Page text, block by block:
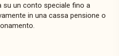
su un conto speciale fino a
in una cassa pensione o